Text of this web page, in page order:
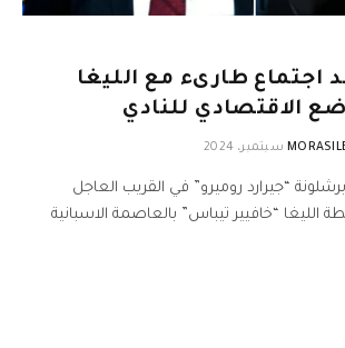
اجتماع طارىء مع الليغا
الاقتصادي للنادي
“جيرارد روميرو” في القريب العاجل
الليغا “خافيير تيباس” بالعاصمة الاسبانية